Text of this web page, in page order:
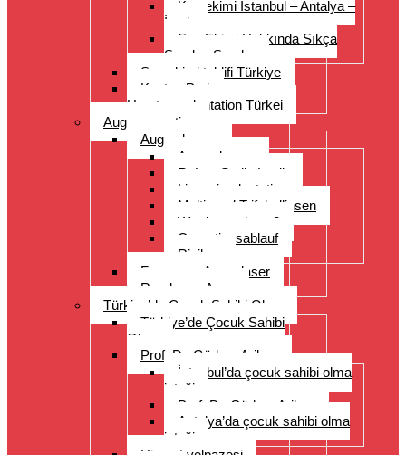
Kaş ekimi İstanbul – Antalya –
İzmir
Saç Ekimi Hakkında Sıkça
Sorulan Sorular
Saç ekimi teklifi Türkiye
Kosten Preise
Haartransplantation Türkei
Augenoperation
Augen lasern
Augen lasern
ReLex Smile Lasik
Linsenimplantation
Multi- und Trifokallinsen
Wer ist geeignet?
Operationsablauf
Risiken
Fragen zu Augenlaser
Rund ums Auge
Türkiye’de Çocuk Sahibi Olma
Türkiye’de Çocuk Sahibi
Olma
Prof. Dr. Gürkan Arikan
İstanbul’da çocuk sahibi olma
isteği
Prof. Dr. Gürkan Arikan
Antalya’da çocuk sahibi olma
isteği